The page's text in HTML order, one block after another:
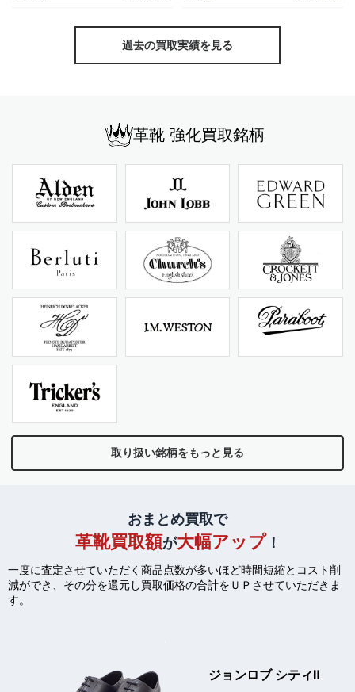
過去の買取実績を見る
革靴 強化買取銘柄
取り扱い銘柄をもっと見る
おまとめ買取で
革靴買取額が大幅アップ！
一度に査定させていただく商品点数が多いほど時間短縮とコスト削
減ができ、 その分を還元し買取価格の合計をＵＰさせていただきま
す。
ジョンロブ シティⅡ